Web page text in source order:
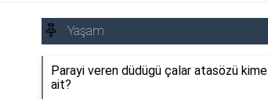
Yaşam
Parayi veren düdügü çalar atasözü kime
ait?